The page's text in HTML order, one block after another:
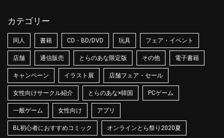
カテゴリー
同人 書籍 CD・BD/DVD 玩具 フェア・イベント
店舗 通信販売 とらのあな限定版 その他 電子書籍
キャンペーン イラスト展 店舗フェア・セール
女性向けサークル紹介 とらのあな×韓国 PCゲーム
一般ゲーム 女性向け アプリ
BL初心者におすすめコミック オンラインとら祭り2020夏